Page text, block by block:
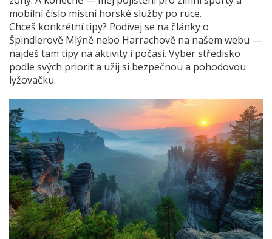
mobilní číslo místní horské služby po ruce.
Chceš konkrétní tipy? Podívej se na články o
Špindlerově Mlýně nebo Harrachově na našem webu —
najdeš tam tipy na aktivity i počasí. Vyber středisko
podle svých priorit a užij si bezpečnou a pohodovou
lyžovačku.